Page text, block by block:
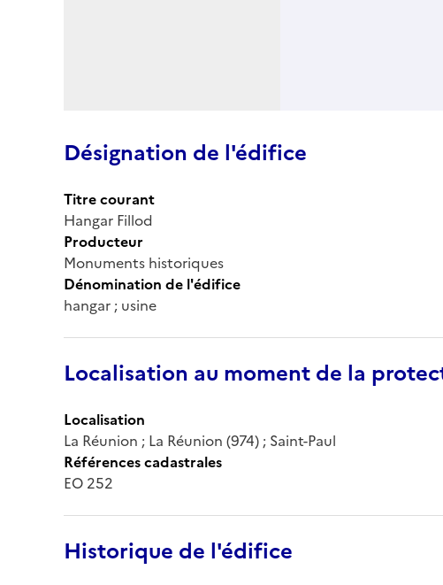
Désignation de l'édifice
Titre courant
Hangar Fillod
Producteur
Monuments historiques
Dénomination de l'édifice
hangar ; usine
Localisation au moment de la
Localisation
La Réunion ; La Réunion (974) ; Saint-Paul
Références cadastrales
EO 252
Historique de l'édifice